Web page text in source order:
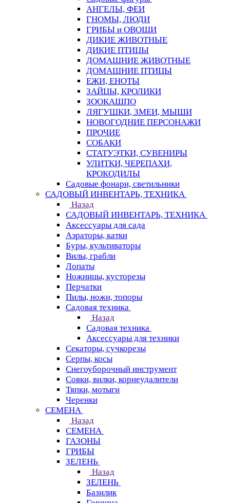
АНГЕЛЫ, ФЕИ
ГНОМЫ, ЛЮДИ
ГРИБЫ и ОВОЩИ
ДИКИЕ ЖИВОТНЫЕ
ДИКИЕ ПТИЦЫ
ДОМАШНИЕ ЖИВОТНЫЕ
ДОМАШНИЕ ПТИЦЫ
ЕЖИ, ЕНОТЫ
ЗАЙЦЫ, КРОЛИКИ
ЗООКАШПО
ЛЯГУШКИ, ЗМЕИ, МЫШИ
НОВОГОДНИЕ ПЕРСОНАЖИ
ПРОЧИЕ
СОБАКИ
СТАТУЭТКИ, СУВЕНИРЫ
УЛИТКИ, ЧЕРЕПАХИ,
КРОКОДИЛЫ
Садовые фонари, светильники
САДОВЫЙ ИНВЕНТАРЬ, ТЕХНИКА
Назад
САДОВЫЙ ИНВЕНТАРЬ, ТЕХНИКА
Аксессуары для сада
Аэраторы, катки
Буры, культиваторы
Вилы, грабли
Лопаты
Ножницы, кусторезы
Перчатки
Пилы, ножи, топоры
Садовая техника
Назад
Садовая техника
Аксессуары для техники
Секаторы, сучкорезы
Серпы, косы
Снегоуборочный инструмент
Совки, вилки, корнеудалители
Тяпки, мотыги
Черенки
СЕМЕНА
Назад
СЕМЕНА
ГАЗОНЫ
ГРИБЫ
ЗЕЛЕНЬ
Назад
ЗЕЛЕНЬ
Базилик